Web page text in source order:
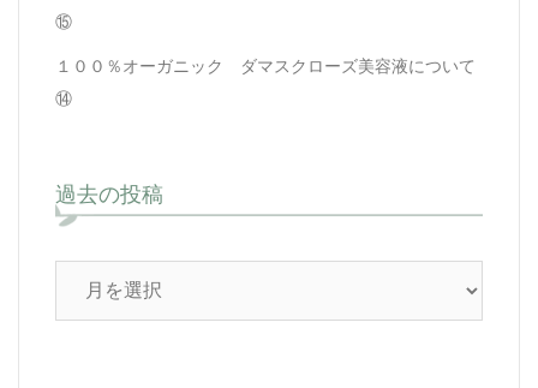
⑮
１００％オーガニック ダマスクローズ美容液について
⑭
過去の投稿